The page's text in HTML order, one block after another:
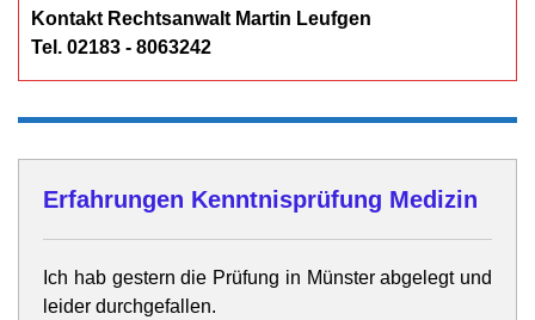
Kontakt Rechtsanwalt Martin Leufgen
Tel. 02183 - 8063242
Erfahrungen Kenntnisprüfung Medizin
Ich hab gestern die Prüfung in Münster abgelegt und
leider durchgefallen.